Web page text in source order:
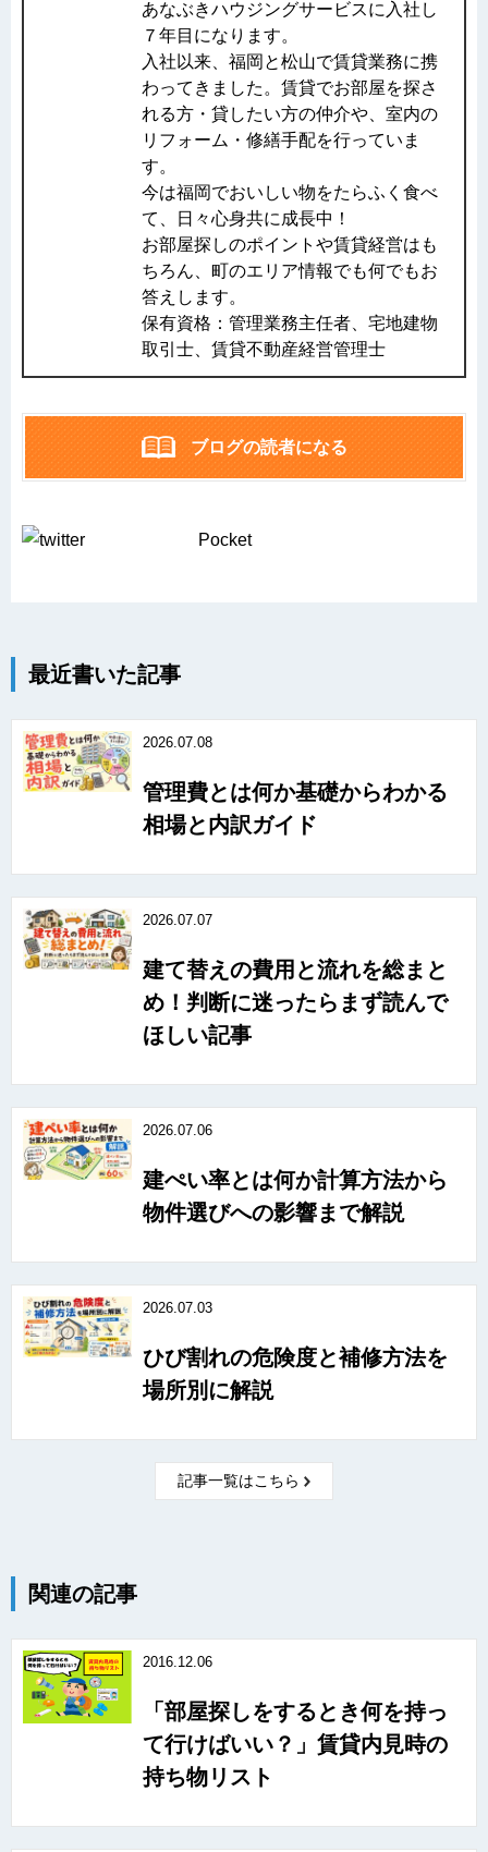
あなぶきハウジングサービスに入社し
７年目になります。
入社以来、福岡と松山で賃貸業務に携
わってきました。賃貸でお部屋を探さ
れる方・貸したい方の仲介や、室内の
リフォーム・修繕手配を行っていま
す。
今は福岡でおいしい物をたらふく食べ
て、日々心身共に成長中！
お部屋探しのポイントや賃貸経営はも
ちろん、町のエリア情報でも何でもお
答えします。
保有資格：管理業務主任者、宅地建物
取引士、賃貸不動産経営管理士
ブログの読者になる
Pocket
最近書いた記事
2026.07.08
管理費とは何か基礎からわかる
相場と内訳ガイド
2026.07.07
建て替えの費用と流れを総まと
め！判断に迷ったらまず読んで
ほしい記事
2026.07.06
建ぺい率とは何か計算方法から
物件選びへの影響まで解説
2026.07.03
ひび割れの危険度と補修方法を
場所別に解説
記事一覧はこちら
関連の記事
2016.12.06
「部屋探しをするとき何を持っ
て行けばいい？」賃貸内見時の
持ち物リスト